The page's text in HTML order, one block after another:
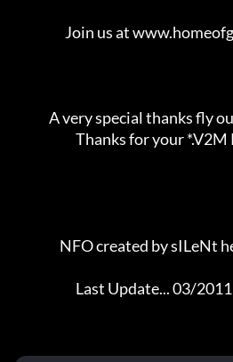
                       Last Update... 03/2011